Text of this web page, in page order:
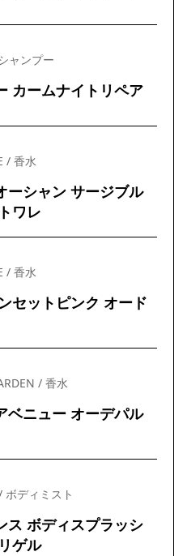
ャンプー
カームナイトリペア
/ 香水
ーシャン サージブル
ワレ
/ 香水
セットピンク オード
/ 香水
ベニュー オーデパル
ボディミスト
ス ボディスプラッシ
ゲル